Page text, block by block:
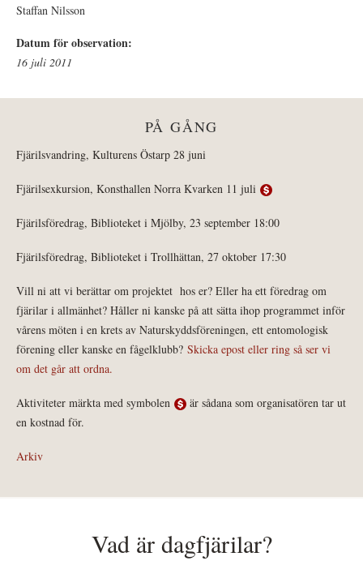
Staffan Nilsson
Datum för observation:
16 juli 2011
PÅ GÅNG
Fjärilsvandring, Kulturens Östarp 28 juni
Fjärilsexkursion, Konsthallen Norra Kvarken 11 juli
Fjärilsföredrag, Biblioteket i Mjölby, 23 september 18:00
Fjärilsföredrag, Biblioteket i Trollhättan, 27 oktober 17:30
Vill ni att vi berättar om projektet hos er? Eller ha ett föredrag om
fjärilar i allmänhet? Håller ni kanske på att sätta ihop programmet inför
vårens möten i en krets av Naturskyddsföreningen, ett entomologisk
förening eller kanske en fågelklubb? Skicka epost eller ring så ser vi
om det går att ordna.
Aktiviteter märkta med symbolen
är sådana som organisatören tar ut
en kostnad för.
Arkiv
Vad är dagfjärilar?